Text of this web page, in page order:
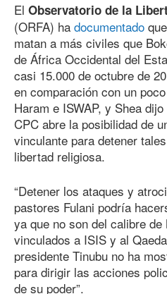
El Observatorio de la
(ORFA) ha documentado
matan a más civiles que
de África Occidental del
casi 15.000 de octubre de
en comparación con un
Haram e ISWAP, y Shea
CPC abre la posibilidad de
vinculante para detener
libertad religiosa.
“Detener los ataques y
pastores Fulani podría
ya que no son del calibre
vinculados a ISIS y al
presidente Tinubu no ha
para dirigir las acciones
de su poder”.